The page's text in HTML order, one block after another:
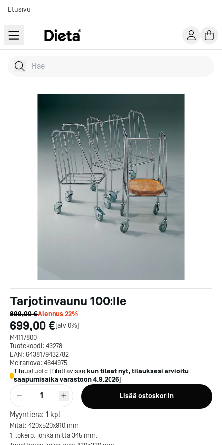
Etusivu
Hae tuotteita
Kirjoita hakusana...
Tarjotinvaunu 100:lle
899,00 €Alennus22%
699,00 €[alv 0%]
M4117800
Tuotekoodi: 43278
EAN: 6438179432782
Meiranova: 4644975
Tilaustuote [Tilattavissa kun tilaat nyt, tilauksesi arvioitu
saapumisaika varastoon4.9.2026]
1 Lisää ostoskoriin
Myyntierä: 1 kpl
Mitat: 420x520x910 mm
1-lokero, jonka mitta 345 mm.
Kotipizza on vuonna 1987